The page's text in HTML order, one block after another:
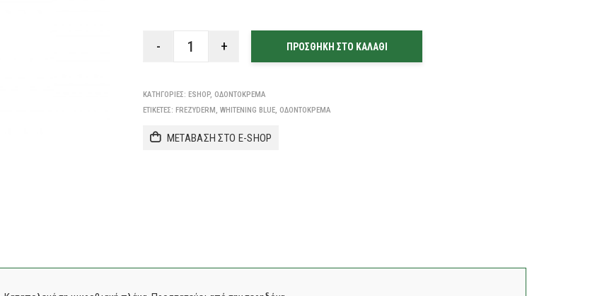
ΠΡΟΣΘΉΚΗ ΣΤΟ ΚΑΛΆΘΙ
ΚΑΤΗΓΟΡΊΕΣ: ESHOP, ΟΔΟΝΤΌΚΡΕΜΑ
ΕΤΙΚΈΤΕΣ: FREZYDERM,WHITENING BLUE, ΟΔΟΝΤΌΚΡΕΜΑ
ΜΕΤΑΒΑΣΗ ΣΤΟ E-SHOP